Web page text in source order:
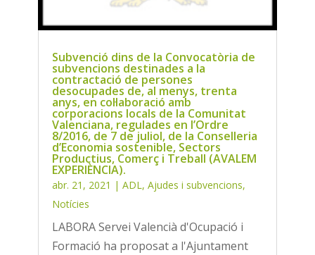
Subvenció dins de la Convocatòria de
subvencions destinades a la
contractació de persones
desocupades de, al menys, trenta
anys, en col·laboració amb
corporacions locals de la Comunitat
Valenciana, regulades en l’Ordre
8/2016, de 7 de juliol, de la Conselleria
d’Economia sostenible, Sectors
Productius, Comerç i Treball (AVALEM
EXPERIÈNCIA).
abr. 21, 2021 | ADL, Ajudes i subvencions,
Notícies
LABORA Servei Valencià d'Ocupació i
Formació ha proposat a l'Ajuntament